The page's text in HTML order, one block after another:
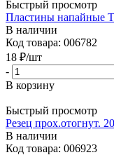
Быстрый просмотр
Пластины напайные
В наличии
Код товара: 006782
18 ₽/шт
-
В корзину
Быстрый просмотр
Резец прох.отогнут.
В наличии
Код товара: 006923